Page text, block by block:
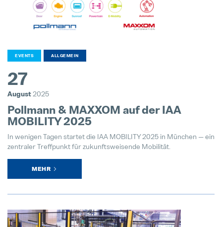
EVENTS ALLGEMEIN
27
August 2025
Pollmann & MAXXOM auf der IAA
MOBILITY 2025
In wenigen Tagen startet die IAA MOBILITY 2025 in München — ein
zentraler Treffpunkt für zukunftsweisende Mobilität.
MEHR